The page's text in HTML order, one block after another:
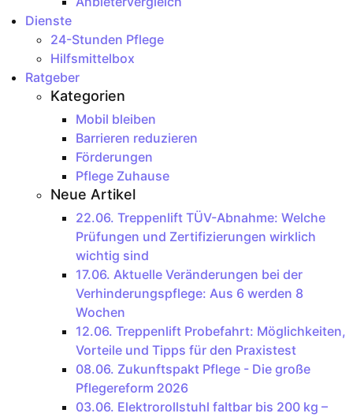
Dienste
24-Stunden Pflege
Hilfsmittelbox
Ratgeber
Kategorien
Mobil bleiben
Barrieren reduzieren
Förderungen
Pflege Zuhause
Neue Artikel
22.06. Treppenlift TÜV-Abnahme: Welche
Prüfungen und Zertifizierungen wirklich
wichtig sind
17.06. Aktuelle Veränderungen bei der
Verhinderungspflege: Aus 6 werden 8
Wochen
12.06. Treppenlift Probefahrt: Möglichkeiten,
Vorteile und Tipps für den Praxistest
08.06. Zukunftspakt Pflege - Die große
Pflegereform 2026
03.06. Elektrorollstuhl faltbar bis 200 kg –